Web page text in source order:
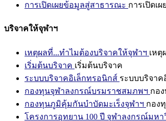
การเปิดเผยข้อมูลสู่สาธารณะ การเปิดเ
บริจาคให้จุฬาฯ
เหตุผลที่...ทำไมต้องบริจาคให้จุฬาฯ เหตุ
เริ่มต้นบริจาค เริ่มต้นบริจาค
ระบบบริจาคอิเล็กทรอนิกส์ ระบบบริจา
กองทุนจุฬาลงกรณ์บรมราชสมภพฯ กอ
กองทุนภูมิคุ้มกันบำบัดมะเร็งจุฬาฯ กอง
โครงการอุทยาน 100 ปี จุฬาลงกรณ์มหา